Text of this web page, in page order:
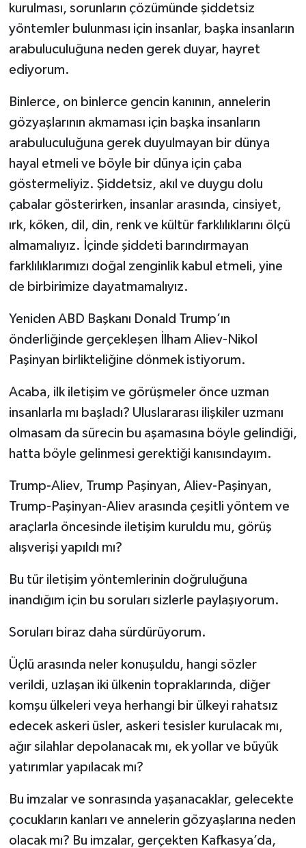
kurulması, sorunların çözümünde şiddetsiz
yöntemler bulunması için insanlar, başka insanların
arabuluculuğuna neden gerek duyar, hayret
ediyorum.
Binlerce, on binlerce gencin kanının, annelerin
gözyaşlarının akmaması için başka insanların
arabuluculuğuna gerek duyulmayan bir dünya
hayal etmeli ve böyle bir dünya için çaba
göstermeliyiz. Şiddetsiz, akıl ve duygu dolu
çabalar gösterirken, insanlar arasında, cinsiyet,
ırk, köken, dil, din, renk ve kültür farklılıklarını ölçü
almamalıyız. İçinde şiddeti barındırmayan
farklılıklarımızı doğal zenginlik kabul etmeli, yine
de birbirimize dayatmamalıyız.
Yeniden ABD Başkanı Donald Trump’ın
önderliğinde gerçekleşen İlham Aliev-Nikol
Paşinyan birlikteliğine dönmek istiyorum.
Acaba, ilk iletişim ve görüşmeler önce uzman
insanlarla mı başladı? Uluslararası ilişkiler uzmanı
olmasam da sürecin bu aşamasına böyle gelindiği,
hatta böyle gelinmesi gerektiği kanısındayım.
Trump-Aliev, Trump Paşinyan, Aliev-Paşinyan,
Trump-Paşinyan-Aliev arasında çeşitli yöntem ve
araçlarla öncesinde iletişim kuruldu mu, görüş
alışverişi yapıldı mı?
Bu tür iletişim yöntemlerinin doğruluğuna
inandığım için bu soruları sizlerle paylaşıyorum.
Soruları biraz daha sürdürüyorum.
Üçlü arasında neler konuşuldu, hangi sözler
verildi, uzlaşan iki ülkenin topraklarında, diğer
komşu ülkeleri veya herhangi bir ülkeyi rahatsız
edecek askeri üsler, askeri tesisler kurulacak mı,
ağır silahlar depolanacak mı, ek yollar ve büyük
yatırımlar yapılacak mı?
Bu imzalar ve sonrasında yaşanacaklar, gelecekte
çocukların kanları ve annelerin gözyaşlarına neden
olacak mı? Bu imzalar, gerçekten Kafkasya’da,